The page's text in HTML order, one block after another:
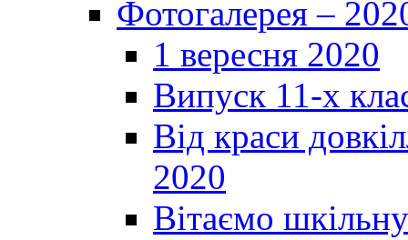
Фотогалерея –
1 вересня 2020
Випуск 11-х
Від краси
2020
Вітаємо